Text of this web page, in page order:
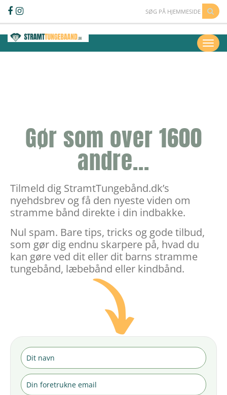
Gør som over 1600
andre...
Tilmeld dig StramtTungebånd.dk’s
nyehdsbrev og få den nyeste viden om
stramme bånd direkte i din indbakke.
Nul spam. Bare tips, tricks og gode tilbud,
som gør dig endnu skarpere på, hvad du
kan gøre ved dit eller dit barns stramme
tungebånd, læbebånd eller kindbånd.